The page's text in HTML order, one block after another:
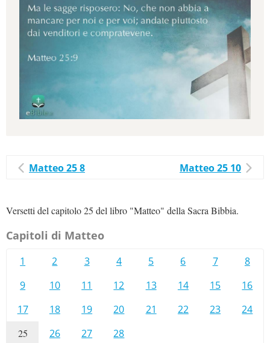
Matteo 25 8 Matteo 25 10
Versetti del capitolo 25 del libro "Matteo" della Sacra Bibbia.
Capitoli di Matteo
1 2 3 4 5 6 7
8
9
10 11 12 13 14 15
16
17
18 19 20 21 22 23 24
25 26 27 28